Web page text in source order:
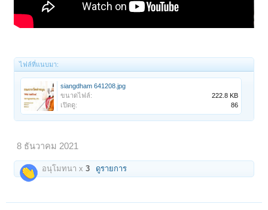
ไฟล์ที่แนบมา:
siangdham 641208.jpg
ขนาดไฟล์:
222.8 KB
เปิดดู:
86
8 ธันวาคม 2021
อนุโมทนา x3 ดูรายการ